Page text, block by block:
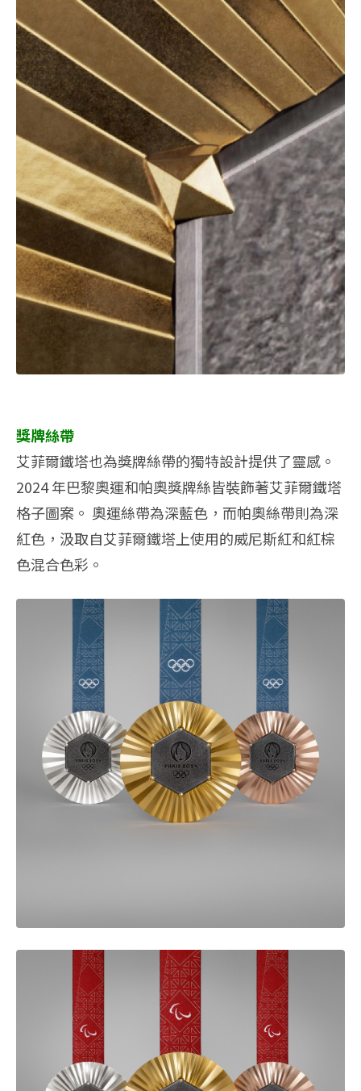
獎牌絲帶
艾菲爾鐵塔也為獎牌絲帶的獨特設計提供了靈感。
2024 年巴黎奧運和帕奧獎牌絲皆裝飾著艾菲爾鐵塔
格子圖案。 奧運絲帶為深藍色，而帕奧絲帶則為深
紅色，汲取自艾菲爾鐵塔上使用的威尼斯紅和紅棕
色混合色彩。